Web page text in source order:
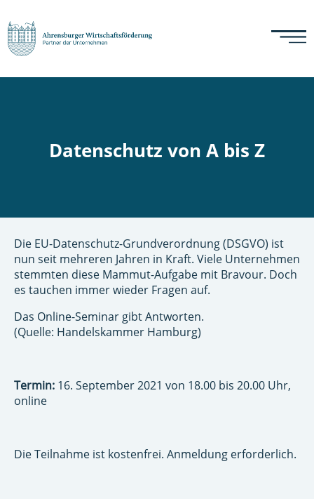
Datenschutz von A bis Z
Die EU-Datenschutz-Grundverordnung (DSGVO) ist
nun seit mehreren Jahren in Kraft. Viele Unternehmen
stemmten diese Mammut-Aufgabe mit Bravour. Doch
es tauchen immer wieder Fragen auf.
Das Online-Seminar gibt Antworten.
(Quelle: Handelskammer Hamburg)
Termin: 16. September 2021 von 18.00 bis 20.00 Uhr,
online
Die Teilnahme ist kostenfrei. Anmeldung erforderlich.